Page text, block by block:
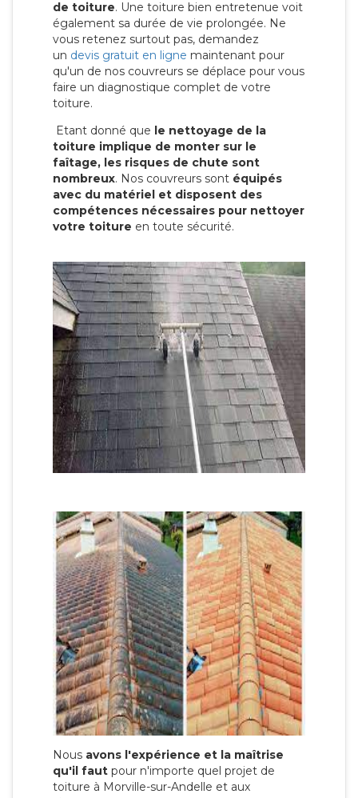
de toiture. Une toiture bien entretenue voit
également sa durée de vie prolongée. Ne
vous retenez surtout pas, demandez
un devis gratuit en ligne maintenant pour
qu'un de nos couvreurs se déplace pour vous
faire un diagnostique complet de votre
toiture.
Etant donné que le nettoyage de la
toiture implique de monter sur le
faîtage, les risques de chute sont
nombreux. Nos couvreurs sont équipés
avec du matériel et disposent des
compétences nécessaires pour nettoyer
votre toiture en toute sécurité.
Nous avons l'expérience et la maîtrise
qu'il faut pour n'importe quel projet de
toiture à Morville-sur-Andelle et aux